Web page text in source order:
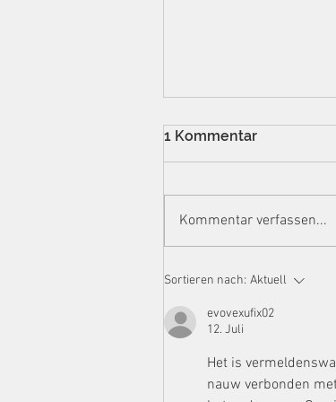
Eskalationsstufe
Steuerfahndung
von DAC7
1 Kommentar
Kommentar verfassen...
Sortieren nach: Aktuell
evovexufix02
12. Juli
Het is
nauw verbonden